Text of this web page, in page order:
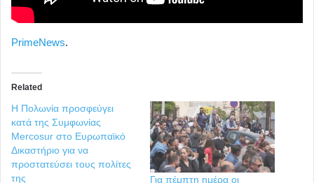
PrimeNews.
Related
Η Πολωνία προσφεύγει
κατά της Συμφωνίας
Mercosur στο Ευρωπαϊκό
Δικαστήριο για να
προστατεύσει τους πολίτες
της
Για πέμπτη ημέρα οι